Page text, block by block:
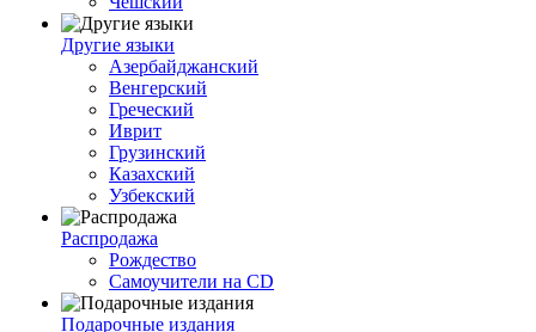
Другие языки
Азербайджанский
Венгерский
Греческий
Иврит
Грузинский
Казахский
Узбекский
Распродажа
Рождество
Самоучители на CD
Подарочные издания